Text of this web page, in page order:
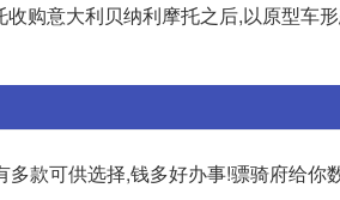
购意大利贝纳利摩托之后,以原型车
款可供选择,钱多好办事!骠骑府给你